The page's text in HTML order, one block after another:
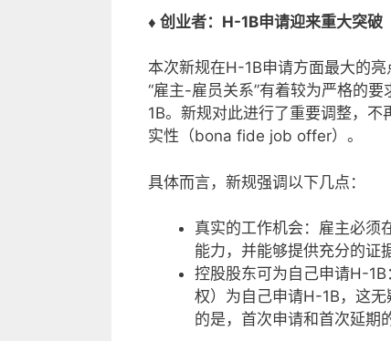
♦ 创业者：H-1B申请迎来重大突破
本次新规在H-1B申请方面最大的
“雇主-雇员关系”有着较为严格的
1B。新规对此进行了重要调整，
实性（bona fide job offer）。
具体而言，新规强调以下几点：
真实的工作机会：雇主必须
能力，并能够提供充分的证
控股股东可为自己申请H-
权）为自己申请H-1B，这
的是，首次申请和首次延期